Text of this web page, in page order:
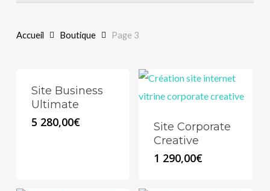
Accueil Boutique Page 3
Site Business
Ultimate
5 280,00€
Site Corporate
Creative
1 290,00€